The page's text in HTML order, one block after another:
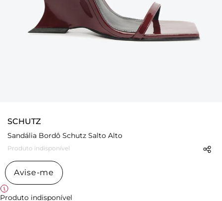
SCHUTZ
Sandália Bordô Schutz Salto Alto
Produto indisponível
Avise-me
Produto indisponível